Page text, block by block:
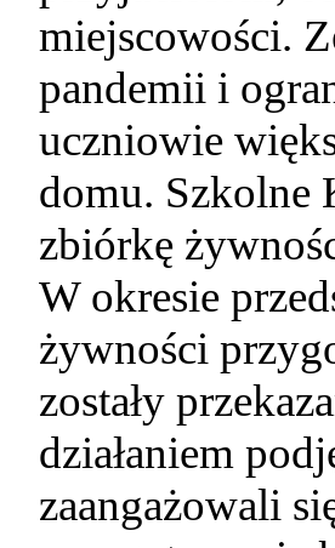
miejscowości.
pandemii i
uczniowie
domu. Szkolne
zbiórkę
W okresie
żywności
zostały
działaniem
zaangażowali